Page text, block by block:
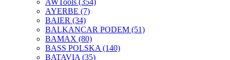
AWTools (354)
AYERBE (7)
BAIER (34)
BALKANCAR PODEM (51)
BAMAX (80)
BASS POLSKA (140)
BATAVIA (35)